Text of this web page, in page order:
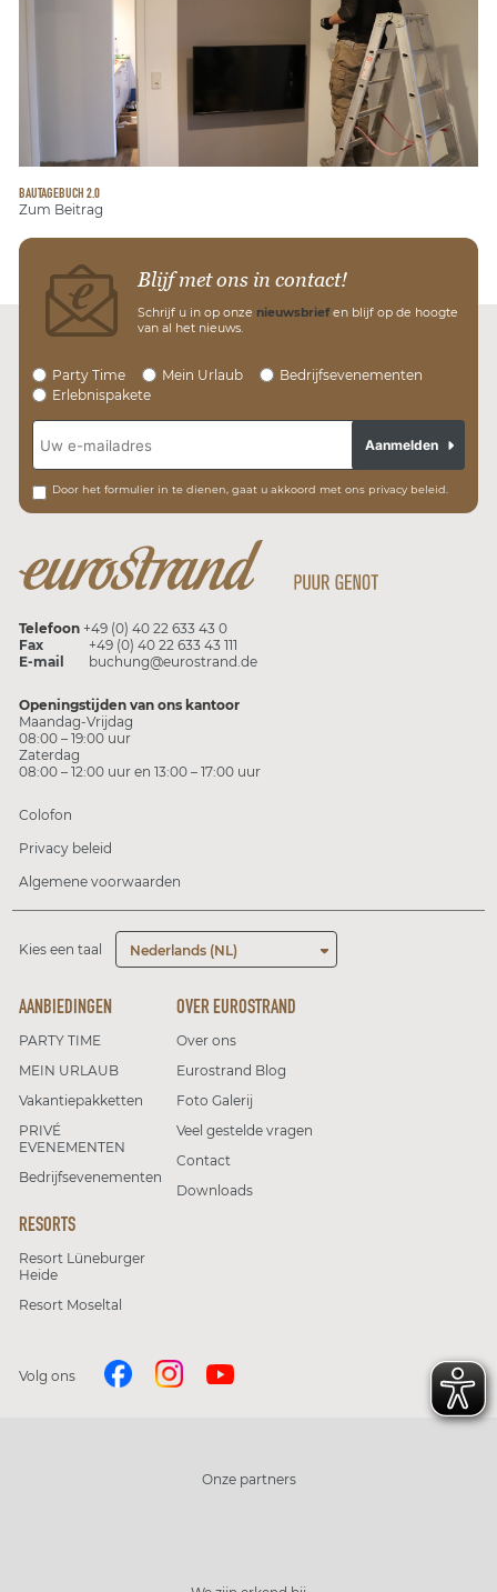
BAUTAGEBUCH 2.0
Zum Beitrag
Blijf met ons in contact!
Schrijf u in op onze nieuwsbriefen blijf op de hoogte
van al het nieuws.
Party Time Mein Urlaub
Bedrijfsevenementen
Erlebnispakete
Door het formulier in te dienen, gaat u akkoord met ons privacy beleid.
Aanmelden
Telefoon +49 (0) 40 22 633 43 0
Fax
+49 (0) 40 22 633 43 111
E-mail
buchung@eurostrand.de
Openingstijden van ons kantoor
Maandag-Vrijdag
08:00 – 19:00 uur
Zaterdag
08:00 – 12:00 uur en 13:00 – 17:00 uur
Colofon
Privacy beleid
Algemene voorwaarden
Kies een taal Nederlands (NL)
AANBIEDINGEN
PARTY TIME
MEIN URLAUB
Vakantiepakketten
PRIVÉ
EVENEMENTEN
Bedrijfsevenementen
RESORTS
Resort Lüneburger
Heide
Resort Moseltal
OVER EUROSTRAND
Over ons
Eurostrand Blog
Foto Galerij
Veel gestelde vragen
Contact
Downloads
Volg ons
Onze partners